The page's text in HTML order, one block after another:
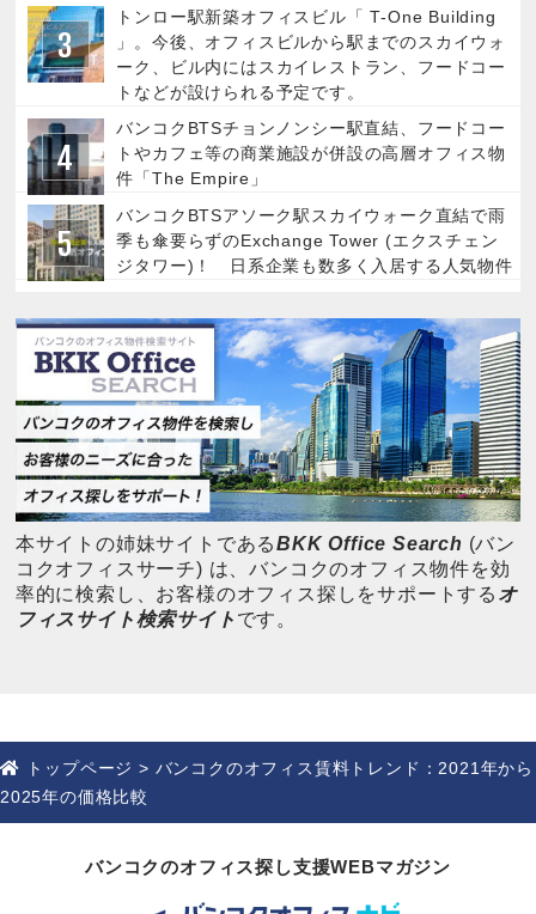
トンロー駅新築オフィスビル「 T-One Building
」。今後、オフィスビルから駅までのスカイウォ
ーク、ビル内にはスカイレストラン、フードコー
トなどが設けられる予定です。
バンコクBTSチョンノンシー駅直結、フードコー
トやカフェ等の商業施設が併設の高層オフィス物
件「The Empire」
バンコクBTSアソーク駅スカイウォーク直結で雨
季も傘要らずのExchange Tower (エクスチェン
ジタワー)！ 日系企業も数多く入居する人気物件
本サイトの姉妹サイトであるBKK Office Search (バン
コクオフィスサーチ) は、バンコクのオフィス物件を効
率的に検索し、お客様のオフィス探しをサポートする オ
フィスサイト検索サイト です。
トップページ > バンコクのオフィス賃料トレンド：2021年から
2025年の価格比較
バンコクのオフィス探し支援WEBマガジン